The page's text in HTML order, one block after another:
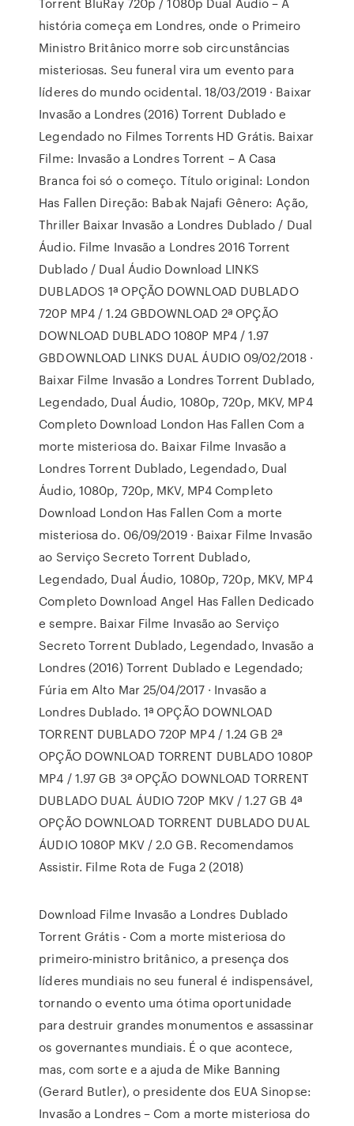
história começa em Londres, onde o Primeiro
Ministro Britânico morre sob circunstâncias
misteriosas. Seu funeral vira um evento para
líderes do mundo ocidental. 18/03/2019 · Baixar
Invasão a Londres (2016) Torrent Dublado e
Legendado no Filmes Torrents HD Grátis. Baixar
Filme: Invasão a Londres Torrent – A Casa
Branca foi só o começo. Título original: London
Has Fallen Direção: Babak Najafi Gênero: Ação,
Thriller Baixar Invasão a Londres Dublado / Dual
Áudio. Filme Invasão a Londres 2016 Torrent
Dublado / Dual Áudio Download LINKS
DUBLADOS 1ª OPÇÃO DOWNLOAD DUBLADO
720P MP4 / 1.24 GBDOWNLOAD 2ª OPÇÃO
DOWNLOAD DUBLADO 1080P MP4 / 1.97
GBDOWNLOAD LINKS DUAL ÁUDIO 09/02/2018 ·
Baixar Filme Invasão a Londres Torrent Dublado,
Legendado, Dual Áudio, 1080p, 720p, MKV, MP4
Completo Download London Has Fallen Com a
morte misteriosa do. Baixar Filme Invasão a
Londres Torrent Dublado, Legendado, Dual
Áudio, 1080p, 720p, MKV, MP4 Completo
Download London Has Fallen Com a morte
misteriosa do. 06/09/2019 · Baixar Filme Invasão
ao Serviço Secreto Torrent Dublado,
Legendado, Dual Áudio, 1080p, 720p, MKV, MP4
Completo Download Angel Has Fallen Dedicado
e sempre. Baixar Filme Invasão ao Serviço
Secreto Torrent Dublado, Legendado, Invasão a
Londres (2016) Torrent Dublado e Legendado;
Fúria em Alto Mar 25/04/2017 · Invasão a
Londres Dublado. 1ª OPÇÃO DOWNLOAD
TORRENT DUBLADO 720P MP4 / 1.24 GB 2ª
OPÇÃO DOWNLOAD TORRENT DUBLADO 1080P
MP4 / 1.97 GB 3ª OPÇÃO DOWNLOAD TORRENT
DUBLADO DUAL ÁUDIO 720P MKV / 1.27 GB 4ª
OPÇÃO DOWNLOAD TORRENT DUBLADO DUAL
ÁUDIO 1080P MKV / 2.0 GB. Recomendamos
Assistir. Filme Rota de Fuga 2 (2018)
Download Filme Invasão a Londres Dublado
Torrent Grátis - Com a morte misteriosa do
primeiro-ministro britânico, a presença dos
líderes mundiais no seu funeral é indispensável,
tornando o evento uma ótima oportunidade
para destruir grandes monumentos e assassinar
os governantes mundiais. É o que acontece,
mas, com sorte e a ajuda de Mike Banning
(Gerard Butler), o presidente dos EUA Sinopse:
Invasão a Londres – Com a morte misteriosa do